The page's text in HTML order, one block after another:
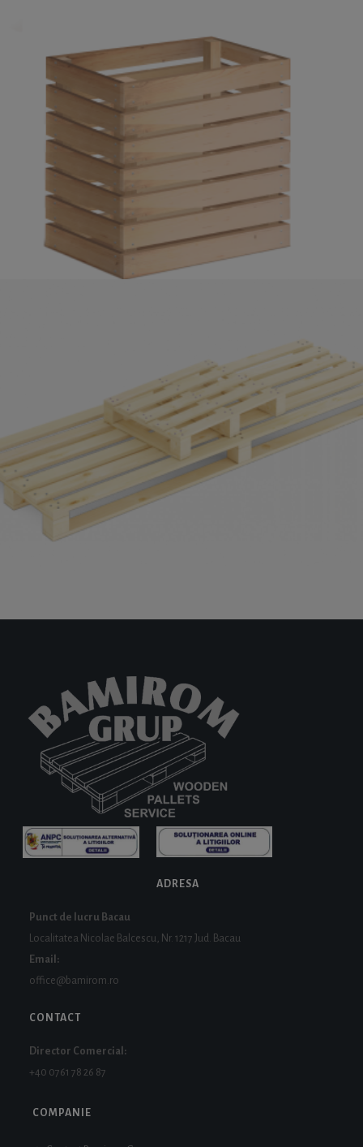
ADRESA
Punct de lucru Bacau
Localitatea Nicolae Balcescu, Nr. 1217 Jud. Bacau
Email:
office@bamirom.ro
CONTACT
Director Comercial:
+40 0761 78 26 87
COMPANIE